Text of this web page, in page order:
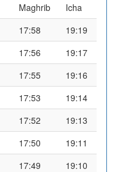
Maghrib
Icha
17:58
19:19
17:56
19:17
17:55
19:16
17:53
19:14
17:52
19:13
17:50
19:11
17:49
19:10